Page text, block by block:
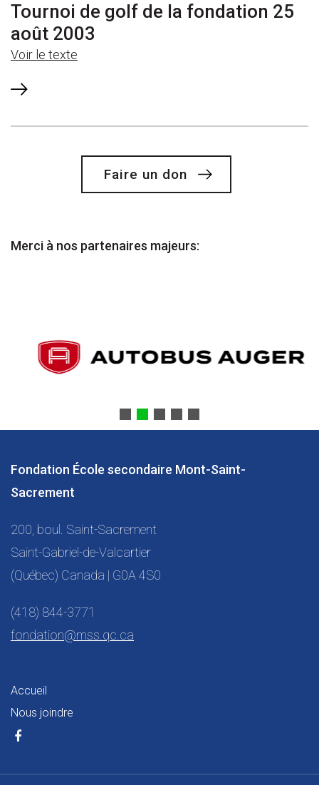
Tournoi de golf de la fondation 25
août 2003
Voir le texte
Faire un don
Merci à nos partenaires majeurs:
Fondation École secondaire Mont-Saint-
Sacrement
200, boul. Saint-Sacrement
Saint-Gabriel-de-Valcartier
(Québec) Canada | G0A 4S0
(418) 844-3771
fondation@mss.qc.ca
Accueil
Nous joindre